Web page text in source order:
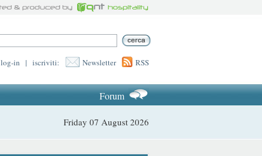
log-in | iscriviti: Newsletter RSS
Forum
Friday 07 August 2026